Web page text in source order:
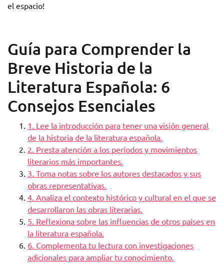
el espacio!
Guía para Comprender la
Breve Historia de la
Literatura Española: 6
Consejos Esenciales
1. Lee la introducción para tener una visión general
de la historia de la literatura española.
2. Presta atención a los períodos y movimientos
literarios más importantes.
3. Toma notas sobre los autores destacados y sus
obras representativas.
4. Analiza el contexto histórico y cultural en el que se
desarrollaron las obras literarias.
5. Reflexiona sobre las influencias de otros países en
la literatura española.
6. Complementa tu lectura con investigaciones
adicionales para ampliar tu conocimiento.